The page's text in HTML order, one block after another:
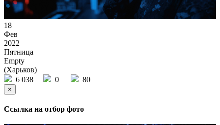
18
Фев
2022
Пятница
Empty
(Харьков)
6 038
0 80
×
Ссылка на отбор фото